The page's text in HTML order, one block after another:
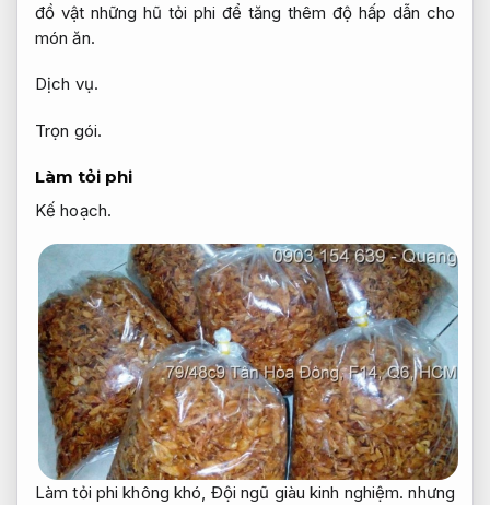
đồ vật những hũ tỏi phi để tăng thêm độ hấp dẫn cho
món ăn.
Dịch vụ.
Trọn gói.
Làm tỏi phi
Kế hoạch.
Làm tỏi phi không khó, Đội ngũ giàu kinh nghiệm. nhưng